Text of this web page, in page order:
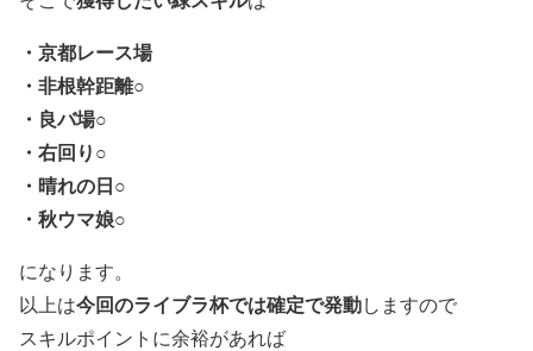
・京都レース場
・非根幹距離○
・良バ場○
・右回り○
・晴れの日○
・秋ウマ娘○
になります。
以上は今回のライブラ杯では確定で発動しますので
スキルポイントに余裕があれば